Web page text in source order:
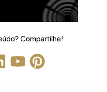
Compartilhe!